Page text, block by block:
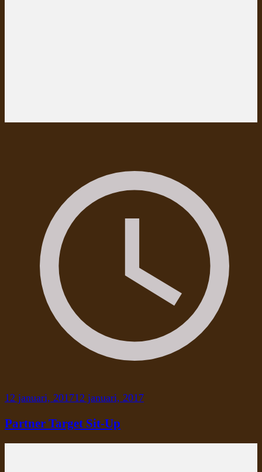
12 januari, 201712 januari, 2017
Partner Target Sit-Up